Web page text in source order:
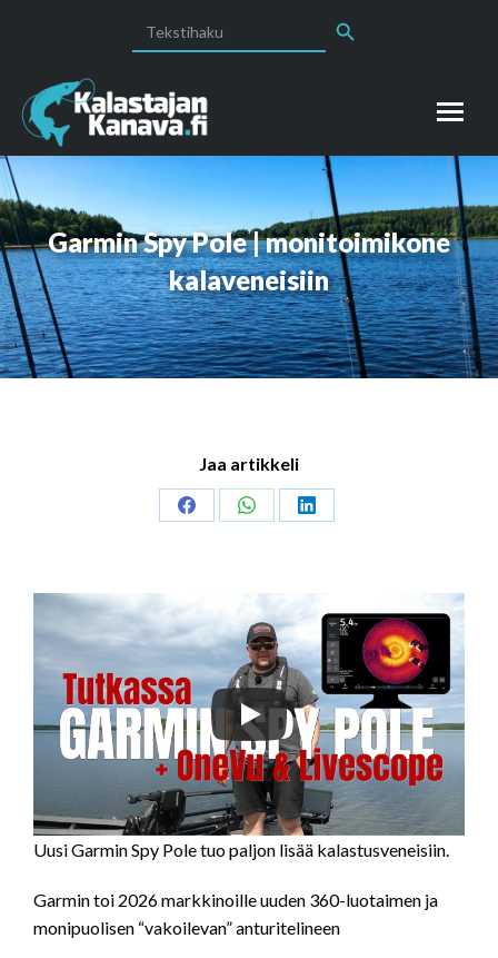
for:
Garmin Spy Pole | monitoimikone
kalaveneisiin
Jaa artikkeli
Share
Share
Share
Uusi Garmin Spy Pole tuo paljon lisää kalastusveneisiin.
Garmin toi 2026 markkinoille uuden 360-luotaimen ja
monipuolisen “vakoilevan” anturitelineen